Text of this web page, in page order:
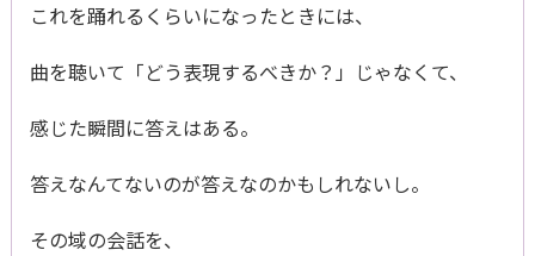
これを踊れるくらいになったときには、
曲を聴いて「どう表現するべきか？」じゃなくて、
感じた瞬間に答えはある。
答えなんてないのが答えなのかもしれないし。
その域の会話を、